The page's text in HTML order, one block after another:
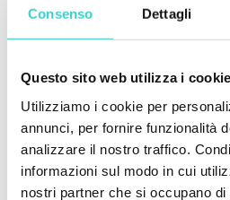
Consenso Dettagli
Questo sito web utilizza i cookie
Utilizziamo i cookie per
annunci, per fornire funzionalità
analizzare il nostro traffico.
informazioni sul modo in cui
nostri partner che si occupano di
dice Daria, Tech Support
Vogliamo ringraziare tutti gli
incontrare i nostri clienti attuali e
connessioni per il futuro. Ci